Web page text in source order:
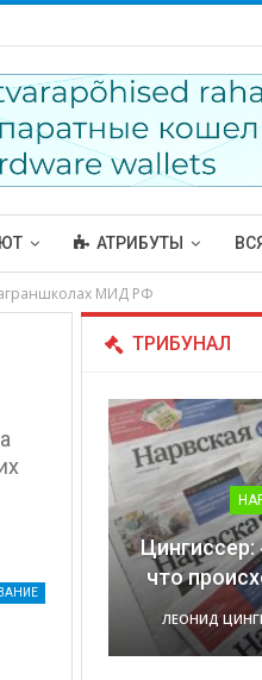
АТРИБУТЫ
МИД РФ
ТРИБУНАЛ
Цингиссер:
что